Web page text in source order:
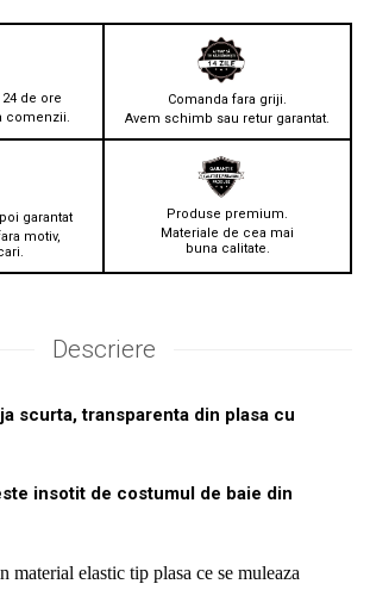
de ore
comenzii.
Comanda fara griji.
Avem schimb sau retur garantat.
garantat
motiv,
Produse premium.
Materiale de cea mai
buna calitate.
Descriere
scurta, transparenta din plasa cu
insotit de costumul de baie din
material elastic tip plasa ce se muleaza